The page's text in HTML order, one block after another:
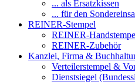
... als Ersatzkissen
... für den
REINER-Stempel
REINER-
REINER-Zubehör
Kanzlei, Firma &
Verteilerstempel &
Dienstsiegel